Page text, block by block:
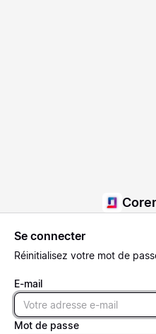
Se connecter
Réinitialisez votre mot de
E-mail
Email
Mot de passe